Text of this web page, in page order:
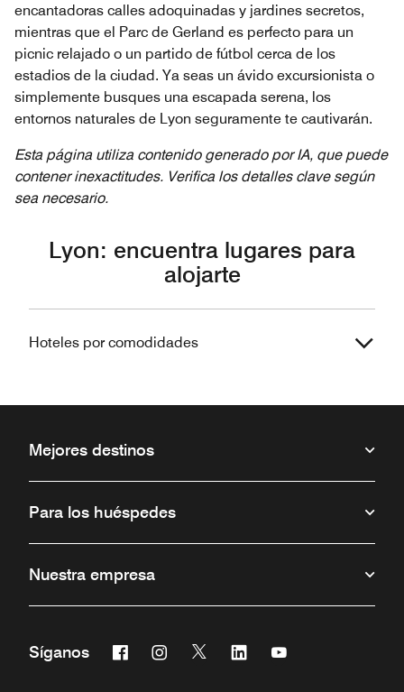
encantadoras calles adoquinadas y jardines secretos,
mientras que el Parc de Gerland es perfecto para un
picnic relajado o un partido de fútbol cerca de los
estadios de la ciudad. Ya seas un ávido excursionista o
simplemente busques una escapada serena, los
entornos naturales de Lyon seguramente te cautivarán.
Esta página utiliza contenido generado por IA, que puede
contener inexactitudes. Verifica los detalles clave según
sea necesario.
Lyon: encuentra lugares para
alojarte
Hoteles por comodidades
Mejores destinos
Para los huéspedes
Nuestra empresa
Síganos Facebook
Abre una ventana nueva
Instagram
Abre una ventana nueva
Twitter
Abre una ventana nueva
Linkedin
Abre una ventana nueva
Abre una ventana